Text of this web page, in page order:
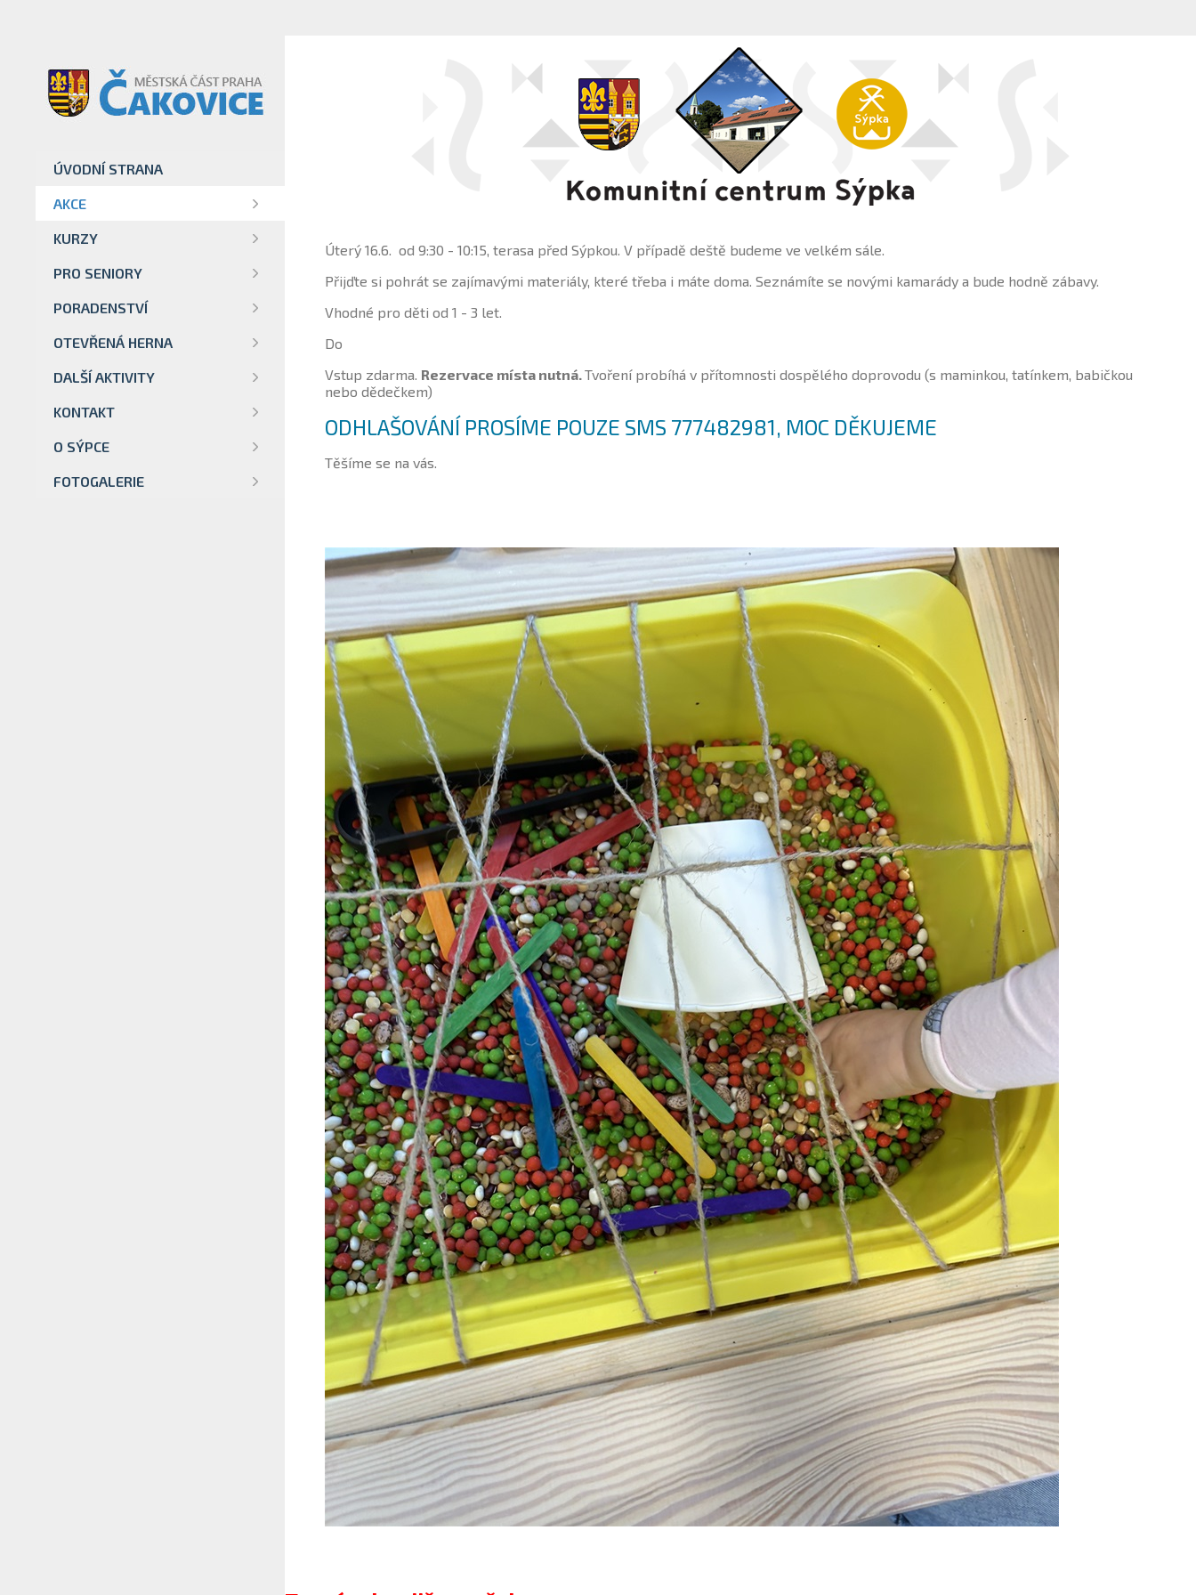
ÚVODNÍ STRANA
AKCE
KURZY
PRO SENIORY
PORADENSTVÍ
OTEVŘENÁ HERNA
DALŠÍ AKTIVITY
KONTAKT
O SÝPCE
FOTOGALERIE
Úterý 16.6. od 9:30 - 10:15, terasa před Sýpkou. V případě deště budeme ve velkém sále.
Přijďte si pohrát se zajímavými materiály, které třeba i máte doma. Seznámíte se novými kamarády a bude hodně zábavy.
Vhodné pro děti od 1 - 3 let.
Do
Vstup zdarma. Rezervace místa nutná.Tvoření probíhá v přítomnosti dospělého doprovodu (s maminkou, tatínkem, babičkou
nebo dědečkem)
ODHLAŠOVÁNÍ PROSÍME POUZE SMS 777482981, MOC DĚKUJEME
Těšíme se na vás.